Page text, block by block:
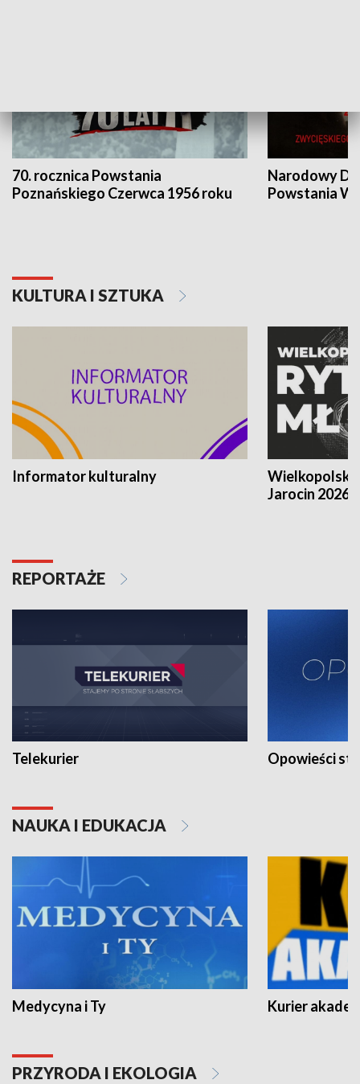
70. rocznica Powstania
Poznańskiego Czerwca 1956 roku
Narodowy
Powstania
KULTURA I SZTUKA
Informator kulturalny
Jarocin 2026
REPORTAŻE
Telekurier Opowieści
NAUKA I EDUKACJA
Medycyna i Ty Kurier
PRZYRODA I EKOLOGIA